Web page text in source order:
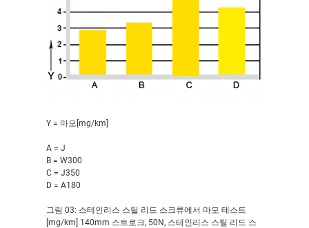
Y = 마모[mg/km]
A = J
B = W300
C = J350
D = A180
그림 03: 스테인리스 스틸 리드 스크류에서 마모 테스트
[mg/km] 140mm 스트로크, 50N, 스테인리스 스틸 리드 스